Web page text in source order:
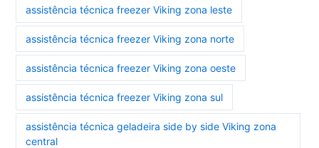
assistência técnica freezer Viking zona leste
assistência técnica freezer Viking zona norte
assistência técnica freezer Viking zona oeste
assistência técnica freezer Viking zona sul
assistência técnica geladeira side by side Viking zona
central